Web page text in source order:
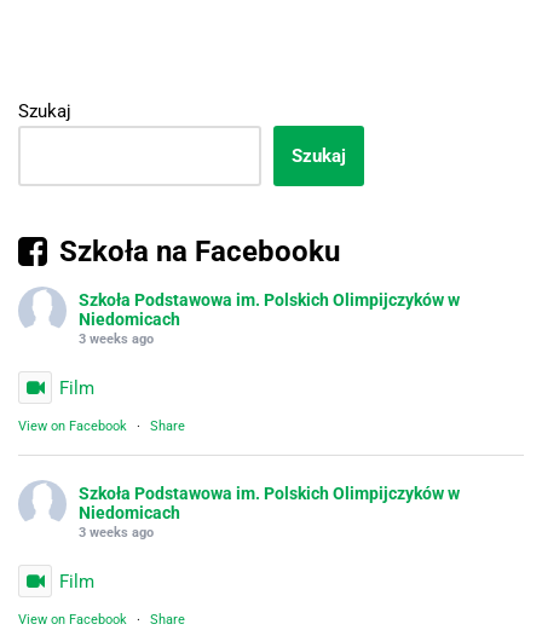
Szukaj
Szukaj
Szkoła na Facebooku
Szkoła Podstawowa im. Polskich Olimpijczyków w
Niedomicach
3 weeks ago
Film
View on Facebook · Share
Szkoła Podstawowa im. Polskich Olimpijczyków w
Niedomicach
3 weeks ago
Film
View on Facebook · Share